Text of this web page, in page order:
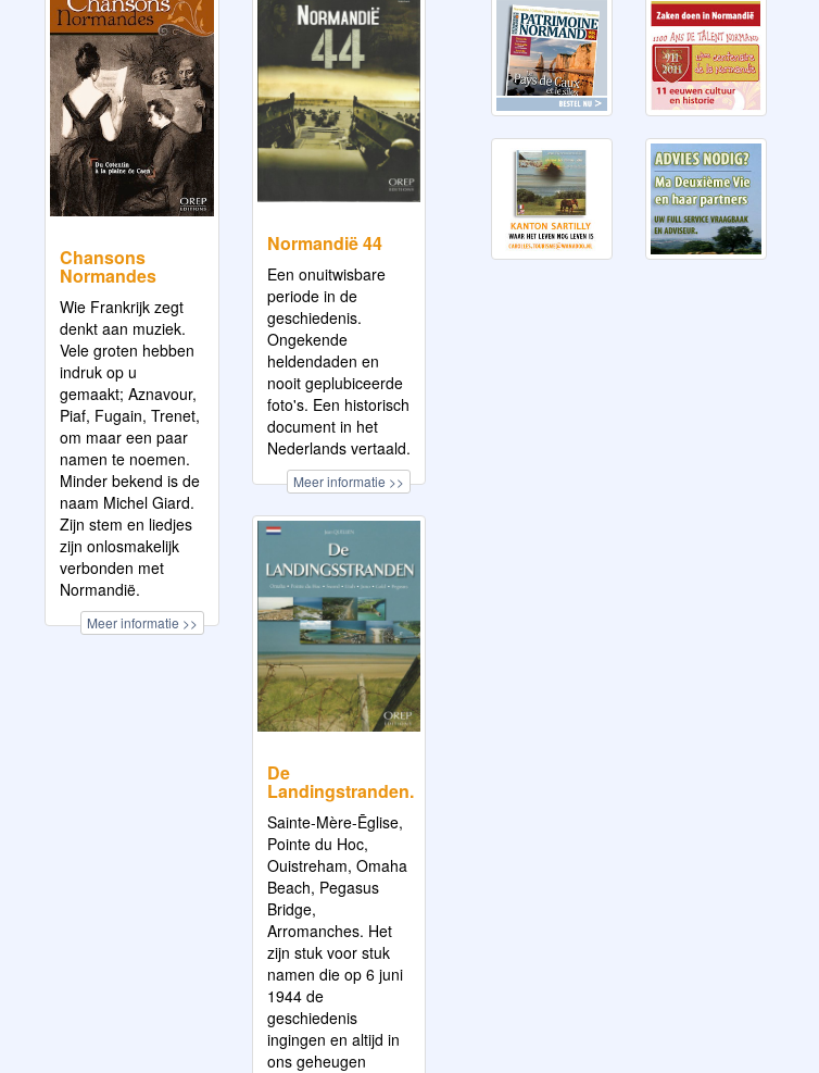
Chansons
Normandes
Wie Frankrijk zegt
denkt aan muziek.
Vele groten hebben
indruk op u
gemaakt; Aznavour,
Piaf, Fugain, Trenet,
om maar een paar
namen te noemen.
Minder bekend is de
naam Michel Giard.
Zijn stem en liedjes
zijn onlosmakelijk
verbonden met
Normandië.
Meer informatie >>
Normandië 44
Een onuitwisbare
periode in de
geschiedenis.
Ongekende
heldendaden en
nooit geplubiceerde
foto's. Een historisch
document in het
Nederlands vertaald.
Meer informatie >>
De
Landingstranden.
Sainte-Mère-Ēglise,
Pointe du Hoc,
Ouistreham, Omaha
Beach, Pegasus
Bridge,
Arromanches. Het
zijn stuk voor stuk
namen die op 6 juni
1944 de
geschiedenis
ingingen en altijd in
ons geheugen